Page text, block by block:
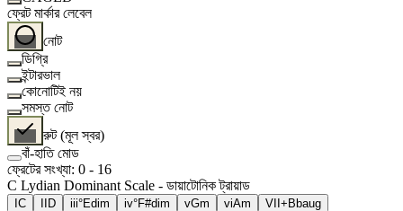
ফ্রেট মার্কার লেবেল
নোট
ডিগ্রি
ইন্টারভাল
কোনোটিই নয়
সমস্ত নোট
রুট (মূল স্বর)
বাঁ-হাতি মোড
ফ্রেটের সংখ্যা: 0 - 16
C Lydian Dominant Scale - ডায়াটোনিক ট্রায়াড
C D iii°Edim iv°F#dim vGm viAm VII+ Bbaug